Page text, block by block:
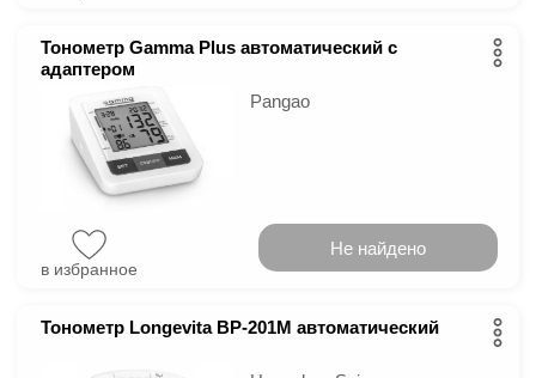
Тонометр Gamma Plus автоматический с
адаптером
Pangao
в избранное
Не найдено
Тонометр Longevita BP-201M автоматический